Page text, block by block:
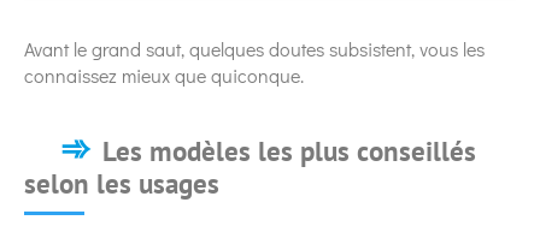
Avant le grand saut, quelques doutes subsistent, vous les
connaissez mieux que quiconque.
Les modèles les plus conseillés
selon les usages